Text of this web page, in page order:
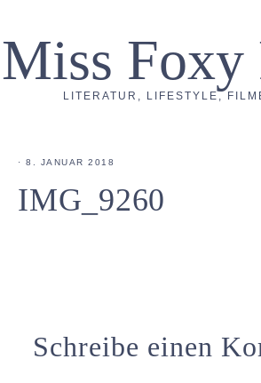
Miss Foxy
LITERATUR, LIFESTYLE,
· 8. JANUAR 2018
IMG_9260
Schreibe einen